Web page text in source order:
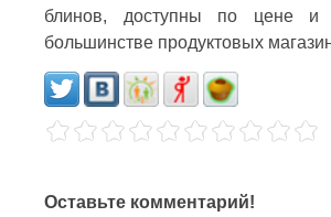
блинов, доступны по цене и
большинстве продуктовых
Оставьте комментарий!